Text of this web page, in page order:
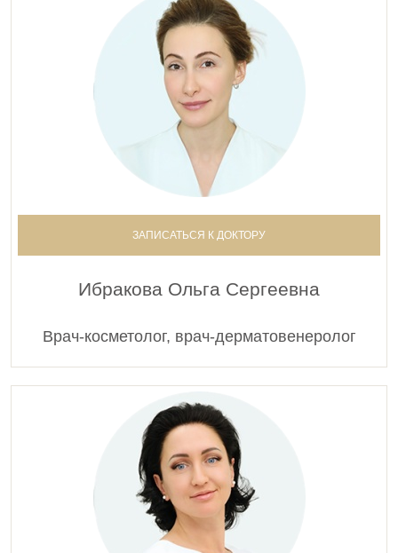
ЗАПИСАТЬСЯ К ДОКТОРУ
Ибракова Ольга Сергеевна
Врач-косметолог, врач-дерматовенеролог